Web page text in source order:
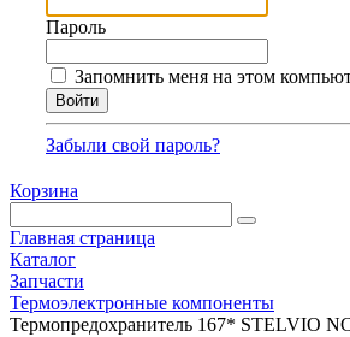
Пароль
Запомнить меня на этом
Забыли свой пароль?
Корзина
Главная страница
Каталог
Запчасти
Термоэлектронные компоненты
Термопредохранитель 167* STELVIO